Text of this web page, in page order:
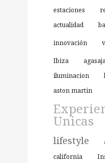
estaciones
actualidad
innovación
Ibiza
iluminacion
aston martin
Unicas
lifestyle
california